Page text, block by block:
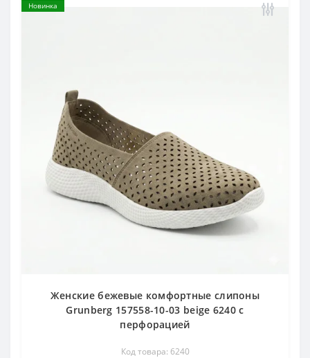
Новинка
Женские бежевые комфортные слипоны
Grunberg 157558-10-03 beige 6240 с
перфорацией
Код товара: 6240